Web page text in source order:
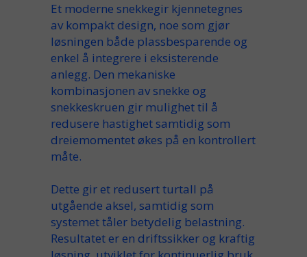
Et moderne snekkegir kjennetegnes
avkompakt design, noe som gjør
løsningen både plassbesparende og
enkel å integrere i eksisterende
anlegg. Den mekaniske
kombinasjonen avsnekke og
snekkeskruen gir mulighet til å
redusere hastighet samtidig som
dreiemomentet økes på en kontrollert
måte.
Dette gir et redusertturtall på
utgående aksel, samtidig som
systemet tåler betydelig belastning.
Resultatet er en driftssikkerog kraftig